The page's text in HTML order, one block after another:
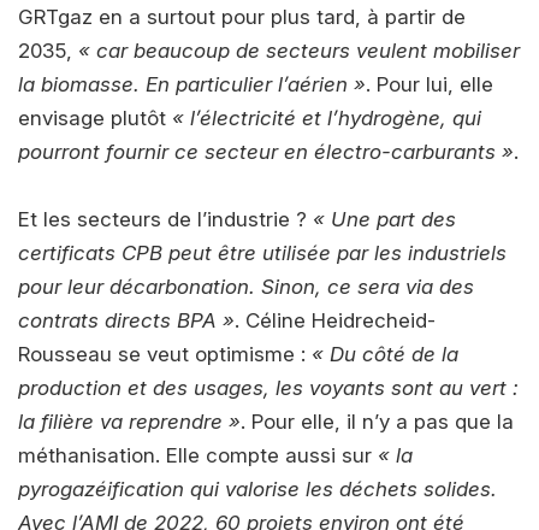
GRTgaz en a surtout pour plus tard, à partir de
2035, « car beaucoup de secteurs veulent mobiliser
la biomasse. En particulier l’aérien ». Pour lui, elle
envisage plutôt « l’électricité et l’hydrogène, qui
pourront fournir ce secteur en électro-carburants ».
Et les secteurs de l’industrie ? « Une part des
certificats CPB peut être utilisée par les industriels
pour leur décarbonation. Sinon, ce sera via des
contrats directs BPA ». Céline Heidrecheid-
Rousseau se veut optimisme : « Du côté de la
production et des usages, les voyants sont au vert :
la filière va reprendre ». Pour elle, il n’y a pas que la
méthanisation. Elle compte aussi sur « la
pyrogazéification qui valorise les déchets solides.
Avec l’AMI de 2022, 60 projets environ ont été